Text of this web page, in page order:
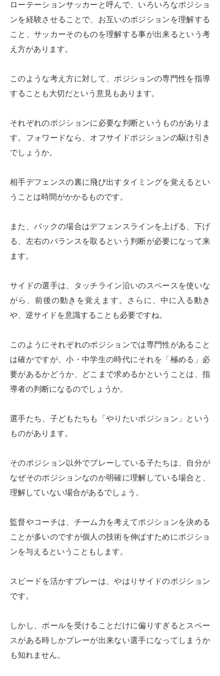
ローテーションサッカーと呼んで、いろいろなポジショ
ンを経験させることで、お互いのポジションを理解する
こと、サッカーそのものを理解する事が出来るという考
え方があります。
このような考え方に対して、ポジションの専門性を指導
することも大切だという意見もあります。
それぞれのポジションに必要な判断というものがありま
す。フォワードなら、オフサイドポジションの駆け引き
でしょうか。
相手デフェンスの裏に飛び出すタイミングを覚えるとい
うことは時間がかかるものです。
また、バックの場合はデフェンスラインを上げる、下げ
る、左右のバランスを取るという判断が必要になって来
ます。
サイドの選手は、タッチライン沿いのスペースを使いな
がら、前後の動きを覚えます。さらに、中に入る動き
や、逆サイドを意識することも必要ですね。
このようにそれぞれのポジションでは専門性があること
は確かですが、小・中学生の時代にそれを「極める」必
要があるかどうか、どこまで求めるかということは、指
導者の判断になるのでしょうか。
選手たち、子どもたちも「やりたいポジション」という
ものがあります。
そのポジション以外でプレーしている子たちは、自分が
なぜそのポジションなのか明確に理解している場合と、
理解していない場合があるでしょう。
監督やコーチは、チーム力を考えてポジションを決める
ことが多いのですが個人の技術を伸ばすためにポジショ
ンを与えるということもします。
スピードを活かすプレーは、やはりサイドのポジション
です。
しかし、ボールを受けることだけに偏りすぎるとスペー
スがある時しかプレーが出来ない選手になってしまうか
も知れません。